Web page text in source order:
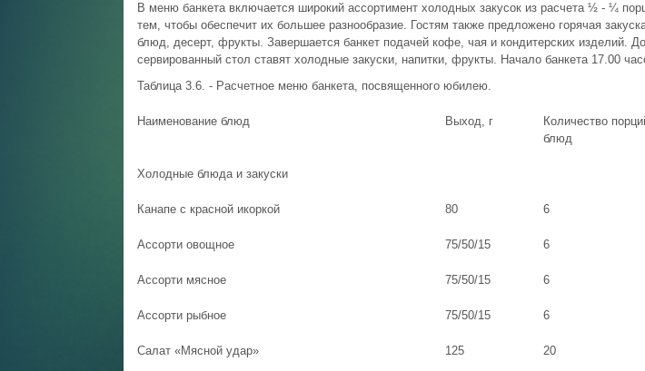
В меню банкета включается широкий ассортимент холодных закусок из расчета ½ - ¼
тем, чтобы обеспечит их большее разнообразие. Гостям также предложено горячая
блюд, десерт, фрукты. Завершается банкет подачей кофе, чая и кондитерских изделий.
сервированный стол ставят холодные закуски, напитки, фрукты. Начало банкета 17.00
Таблица 3.6. - Расчетное меню банкета, посвященного юбилею.
Наименование блюд Выход, г
Количество
блюд
Холодные блюда и закуски
Канапе с красной икоркой 80 6
Ассорти овощное 75/50/15 6
Ассорти мясное 75/50/15 6
Ассорти рыбное 75/50/15 6
Салат «Мясной удар» 125 20